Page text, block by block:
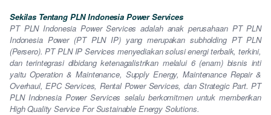
Sekilas Tentang PLN Indonesia Power Services
PT PLN Indonesia Power Services adalah anak perusahaan PT PLN
Indonesia Power (PT PLN IP) yang merupakan subholding PT PLN
(Persero). PT PLN IP Services menyediakan solusi energi terbaik, terkini,
dan terintegrasi dibidang ketenagalistrikan melalui 6 (enam) bisnis inti
yaitu Operation & Maintenance, Supply Energy, Maintenance Repair &
Overhaul, EPC Services, Rental Power Services, dan Strategic Part. PT
PLN Indonesia Power Services selalu berkomitmen untuk memberikan
High Quality Service For Sustainable Energy Solutions.